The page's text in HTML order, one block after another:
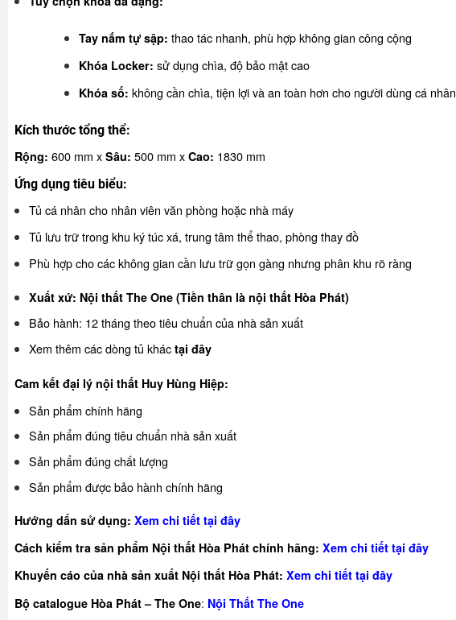
Tay nắm tự sập: thao tác nhanh, phù hợp không gian công cộng
Khóa Locker: sử dụng chìa, độ bảo mật cao
Khóa số: không cần chìa, tiện lợi và an toàn hơn cho người dùng cá nhân
Kích thước tổng thể:
Rộng: 600 mm x Sâu: 500 mm x Cao: 1830 mm
Ứng dụng tiêu biểu:
Tủ cá nhân cho nhân viên văn phòng hoặc nhà máy
Tủ lưu trữ trong khu ký túc xá, trung tâm thể thao, phòng thay đồ
Phù hợp cho các không gian cần lưu trữ gọn gàng nhưng phân khu rõ ràng
Xuất xứ: Nội thất The One (Tiền thân là nội thất Hòa Phát)
Bảo hành: 12 tháng theo tiêu chuẩn của nhà sản xuất
Xem thêm các dòng tủ kháctại đây
Cam kết đại lý nội thất Huy Hùng Hiệp:
Sản phẩm chính hãng
Sản phẩm đúng tiêu chuẩn nhà sản xuất
Sản phẩm đúng chất lượng
Sản phẩm được bảo hành chính hãng
Hướng dẩn sử dụng: Xem chi tiết tại đây
Cách kiểm tra sản phẩm Nội thất Hòa Phát chính hãng: Xem chi tiết tại đây
Khuyến cáo của nhà sản xuất Nội thất Hòa Phát: Xem chi tiết tại đây
Bộ catalogue Hòa Phát – The One: Nội Thất The One